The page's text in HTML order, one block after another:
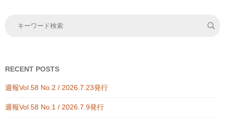
RECENT POSTS
週報Vol.58 No.2 / 2026.7.23発行
週報Vol.58 No.1 / 2026.7.9発行